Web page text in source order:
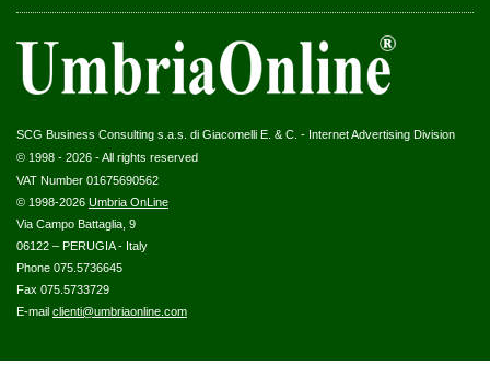
SCG Business Consulting s.a.s. di Giacomelli E. & C. - Internet Advertising Division
© 1998 - 2026 - All rights reserved
VAT Number 01675690562
© 1998-2026 Umbria OnLine
Via Campo Battaglia, 9
06122 – PERUGIA - Italy
Phone 075.5736645
Fax 075.5733729
E-mail clienti@umbriaonline.com